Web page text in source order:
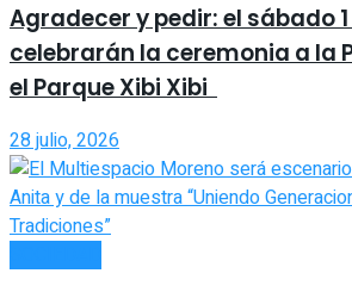
Agradecer y pedir: el sábado
celebrarán la ceremonia a la
el Parque Xibi Xibi
28 julio, 2026